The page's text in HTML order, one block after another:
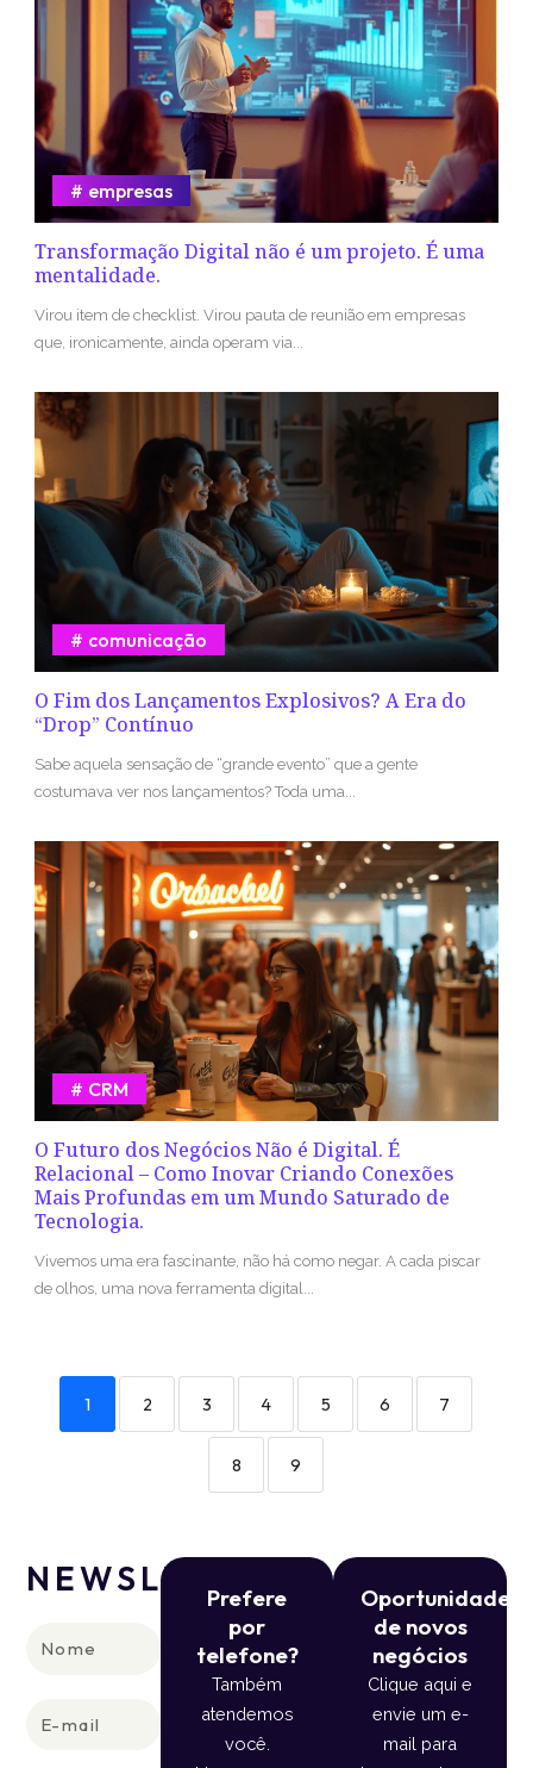
Transformação Digital não é um projeto. É uma
mentalidade.
empresas
Virou item de checklist. Virou pauta de reunião em empresas
que, ironicamente, ainda operam via...
O Fim dos Lançamentos Explosivos? A Era do
“Drop” Contínuo
comunicação
Sabe aquela sensação de “grande evento” que a gente
costumava ver nos lançamentos? Toda uma...
O Futuro dos Negócios Não é Digital. É
Relacional – Como Inovar Criando Conexões
Mais Profundas em um Mundo Saturado de
Tecnologia.
CRM
Vivemos uma era fascinante, não há como negar. A cada piscar
de olhos, uma nova ferramenta digital...
1 2 3 4 5 6 7
8 9
NEWSLETTER
Prefere
por
telefone?
Também
atendemos
você.
Oportunidade
de novos
negócios
Clique aqui e
envie um e-
mail para